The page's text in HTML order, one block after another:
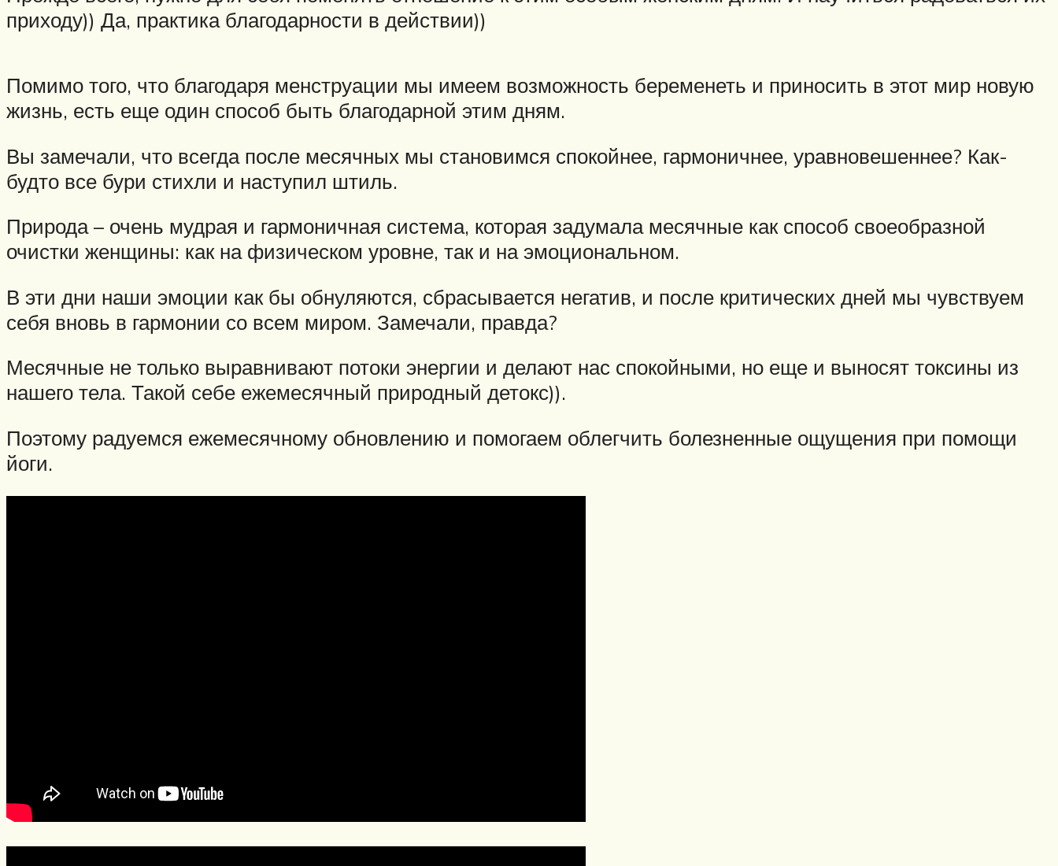
приходу)) Да, практика благодарности в действии))
Помимо того, что благодаря менструации мы имеем возможность беременеть и приносить в этот мир новую
жизнь, есть еще один способ быть благодарной этим дням.
Вы замечали, что всегда после месячных мы становимся спокойнее, гармоничнее, уравновешеннее? Как-
будто все бури стихли и наступил штиль.
Природа – очень мудрая и гармоничная система, которая задумала месячные как способ своеобразной
очистки женщины: как на физическом уровне, так и на эмоциональном.
В эти дни наши эмоции как бы обнуляются, сбрасывается негатив, и после критических дней мы чувствуем
себя вновь в гармонии со всем миром. Замечали, правда?
Месячные не только выравнивают потоки энергии и делают нас спокойными, но еще и выносят токсины из
нашего тела. Такой себе ежемесячный природный детокс)).
Поэтому радуемся ежемесячному обновлению и помогаем облегчить болезненные ощущения при помощи
йоги.